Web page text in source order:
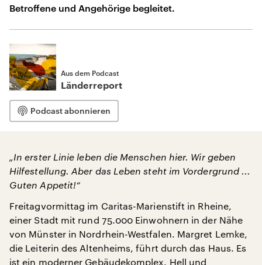
Betroffene und Angehörige begleitet.
Aus dem Podcast
Länderreport
Podcast abonnieren
„In erster Linie leben die Menschen hier. Wir geben
Hilfestellung. Aber das Leben steht im Vordergrund ...
Guten Appetit!“
Freitagvormittag im Caritas-Marienstift in Rheine,
einer Stadt mit rund 75.000 Einwohnern in der Nähe
von Münster in Nordrhein-Westfalen. Margret Lemke,
die Leiterin des Altenheims, führt durch das Haus. Es
ist ein moderner Gebäudekomplex. Hell und